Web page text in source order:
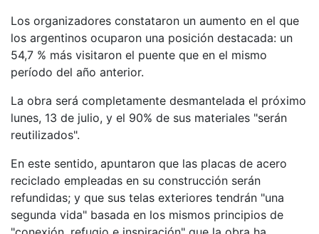
Los organizadores constataron un aumento en el que
los argentinos ocuparon una posición destacada: un
54,7 % más visitaron el puente que en el mismo
período del año anterior.
La obra será completamente desmantelada el próximo
lunes, 13 de julio, y el 90% de sus materiales "serán
reutilizados".
En este sentido, apuntaron que las placas de acero
reciclado empleadas en su construcción serán
refundidas; y que sus telas exteriores tendrán "una
segunda vida" basada en los mismos principios de